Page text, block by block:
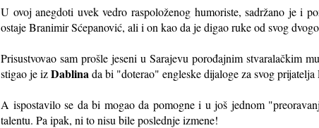
U ovoj anegdoti uvek vedro raspoloženog humoriste, sadržano je i
ostaje Branimir Sćepanović, ali i on kao da je digao ruke od svog
Prisustvovao sam prošle jeseni u Sarajevu porođajnim stvaralačkim
stigao je izDablina da bi "doterao" engleske dijaloge za svog prijatelja
A ispostavilo se da bi mogao da pomogne i u još jednom
talentu. Pa ipak, ni to nisu bile poslednje izmene!